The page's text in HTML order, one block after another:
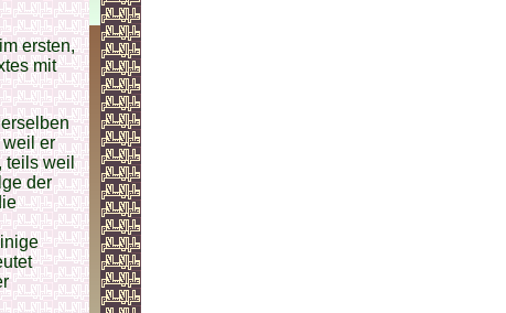
ersten,
mit
weil er
teils weil
der